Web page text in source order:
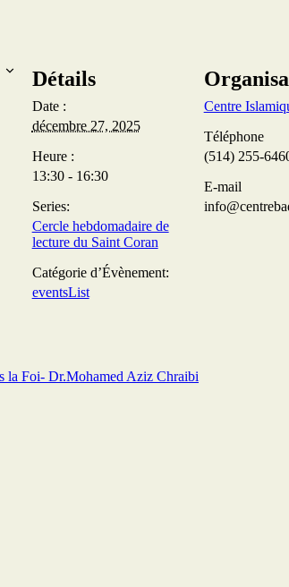
Détails
Date :
décembre 27, 2025
Heure :
13:30 - 16:30
Series:
Cercle hebdomadaire de
lecture du Saint Coran
Catégorie d’Évènement:
eventsList
Centre
Téléphone
(514) 255-
E-mail
la Foi- Dr.Mohamed Aziz Chraibi